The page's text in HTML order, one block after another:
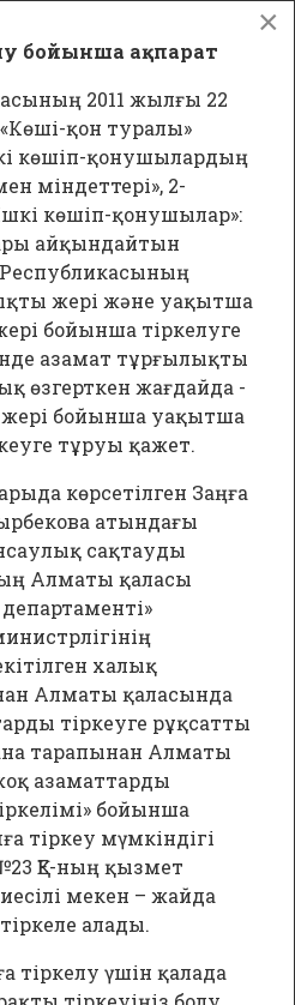
К.Жалайыри, 34.Call-
поликлиника
общественного
города Алматы
интернет-ресурс
Поиск
×
бойынша ақпарат
2011 жылғы 22
қон туралы»
көшіп-қонушылардың
міндеттері», 2-
көшіп-қонушылар»:
айқындайтын
Республикасының
жері және уақытша
бойынша тіркелуге
азамат тұрғылықты
өзгерткен жағдайда -
бойынша уақытша
тұруы қажет.
көрсетілген Заңға
атындағы
сақтауды
Алматы қаласы
халық
Алматы қаласында
тіркеуге рұқсатты
тарапынан Алматы
азаматтарды
бойынша
тіркеу мүмкіндігі
ҚЕ-ның қызмет
мекен – жайда
алады.
тіркелу үшін қалада